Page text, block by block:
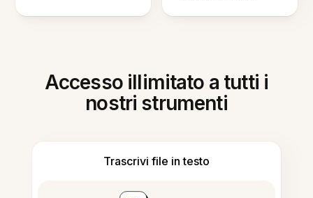
Accesso illimitato a tutti i
nostri strumenti
Trascrivi file in testo